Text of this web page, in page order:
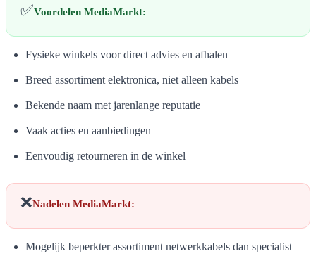
✅Voordelen MediaMarkt:
Fysieke winkels voor direct advies en afhalen
Breed assortiment elektronica, niet alleen kabels
Bekende naam met jarenlange reputatie
Vaak acties en aanbiedingen
Eenvoudig retourneren in de winkel
❌Nadelen MediaMarkt:
Mogelijk beperkter assortiment netwerkkabels dan specialist